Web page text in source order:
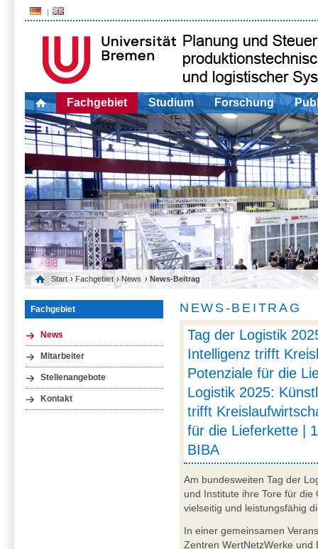
Fachgebiet Studium Forschung
Start › Fachgebiet › News › News-Beitrag
Fachgebiet
News
Mitarbeiter
Stellenangebote
Kontakt
NEWS-BEITRAG
Tag der Logistik
Intelligenz trifft
Potenziale für die
Logistik 2025:
trifft
für die Lieferkette |
BIBA
Am bundesweiten Tag der
und Institute ihre Tore für
vielseitig und leistungsfähig
In einer gemeinsamen
Zentren WertNetzWerke und